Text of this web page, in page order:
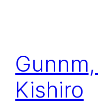
Kishiro